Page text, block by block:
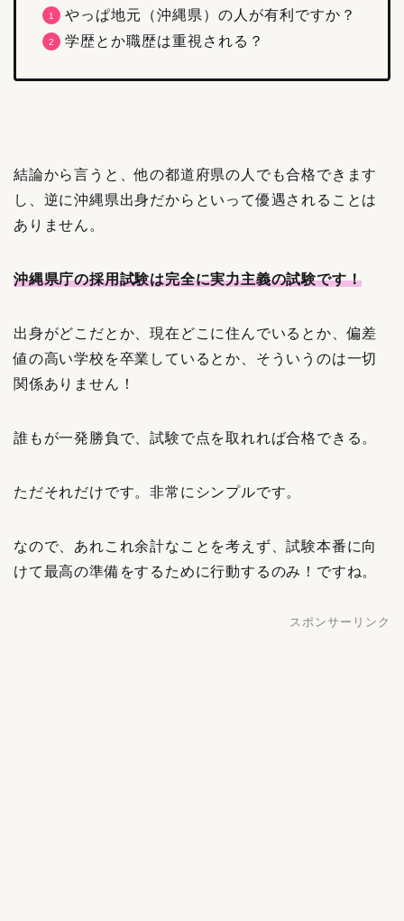
やっぱ地元（沖縄県）の人が有利ですか？
学歴とか職歴は重視される？
結論から言うと、他の都道府県の人でも合格できます
し、逆に沖縄県出身だからといって優遇されることは
ありません。
沖縄県庁の採用試験は完全に実力主義の試験です！
出身がどこだとか、現在どこに住んでいるとか、偏差
値の高い学校を卒業しているとか、そういうのは一切
関係ありません！
誰もが一発勝負で、試験で点を取れれば合格できる。
ただそれだけです。非常にシンプルです。
なので、あれこれ余計なことを考えず、試験本番に向
けて最高の準備をするために行動するのみ！ですね。
スポンサーリンク